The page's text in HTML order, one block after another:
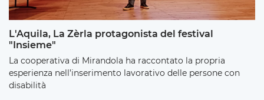
L'Aquila, La Zèrla protagonista del festival
"Insieme"
La cooperativa di Mirandola ha raccontato la propria
esperienza nell’inserimento lavorativo delle persone con
disabilità